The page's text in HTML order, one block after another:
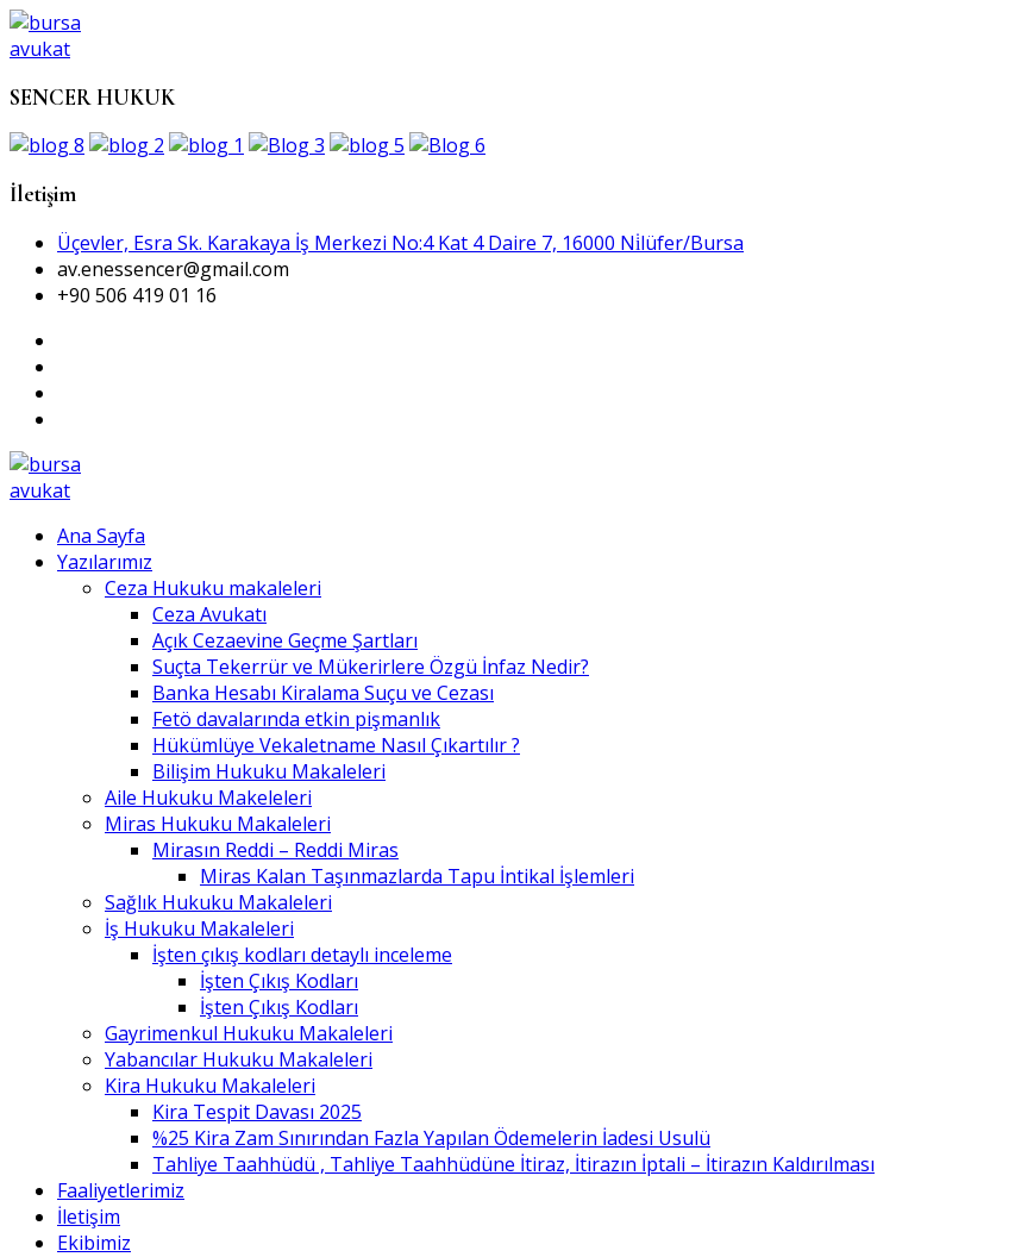
SENCER HUKUK
İletişim
Üçevler, Esra Sk. Karakaya İş Merkezi No:4 Kat 4 Daire 7, 16000 Ni̇lüfer/Bursa
av.enessencer@gmail.com
+90 506 419 01 16
Ana Sayfa
Yazılarımız
Ceza Hukuku makaleleri
Ceza Avukatı
Açık Cezaevine Geçme Şartları
Suçta Tekerrür ve Mükerirlere Özgü İnfaz Nedir?
Banka Hesabı Kiralama Suçu ve Cezası
Fetö davalarında etkin pişmanlık
Hükümlüye Vekaletname Nasıl Çıkartılır ?
Bilişim Hukuku Makaleleri
Aile Hukuku Makeleleri
Miras Hukuku Makaleleri
Mirasın Reddi – Reddi Miras
Miras Kalan Taşınmazlarda Tapu İntikal İşlemleri
Sağlık Hukuku Makaleleri
İş Hukuku Makaleleri
İşten çıkış kodları detaylı inceleme
İşten Çıkış Kodları
İşten Çıkış Kodları
Gayrimenkul Hukuku Makaleleri
Yabancılar Hukuku Makaleleri
Kira Hukuku Makaleleri
Kira Tespit Davası 2025
%25 Kira Zam Sınırından Fazla Yapılan Ödemelerin İadesi Usulü
Tahliye Taahhüdü , Tahliye Taahhüdüne İtiraz, İtirazın İptali – İtirazın Kaldırılması
Faaliyetlerimiz
İletişim
Ekibimiz